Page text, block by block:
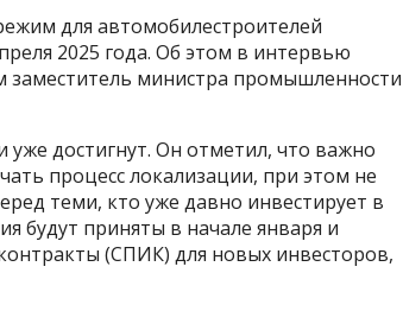
для автомобилестроителей
2025 года. Об этом в интервью
заместитель министра промышленности
уже достигнут. Он отметил, что важно
процесс локализации, при этом не
теми, кто уже давно инвестирует в
будут приняты в начале января и
(СПИК) для новых инвесторов,